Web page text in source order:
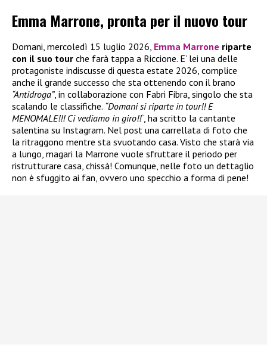
Emma Marrone, pronta per il nuovo tour
Domani, mercoledì 15 luglio 2026, Emma Marrone riparte
con il suo tour che farà tappa a Riccione. E’ lei una delle
protagoniste indiscusse di questa estate 2026, complice
anche il grande successo che sta ottenendo con il brano
“Antidroga”, in collaborazione con Fabri Fibra, singolo che sta
scalando le classifiche. “Domani si riparte in tour!! E
MENOMALE!!! Ci vediamo in giro!!“, ha scritto la cantante
salentina su Instagram. Nel post una carrellata di foto che
la ritraggono mentre sta svuotando casa. Visto che starà via
a lungo, magari la Marrone vuole sfruttare il periodo per
ristrutturare casa, chissà! Comunque, nelle foto un dettaglio
non è sfuggito ai fan, ovvero uno specchio a forma di pene!